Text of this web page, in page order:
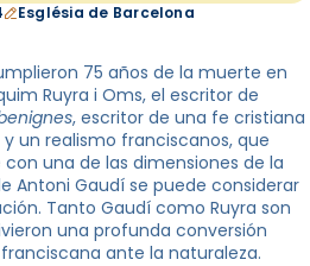
Església de Barcelona
75 años de la muerte en
Ruyra i Oms, el escritor de
, escritor de una fe cristiana
un realismo franciscanos, que
una de las dimensiones de la
Antoni Gaudí se puede considerar
Tanto Gaudí como Ruyra son
una profunda conversión
ante la naturaleza.